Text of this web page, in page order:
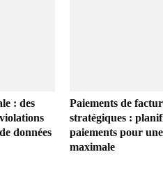
: des
données
Paiements de
stratégiques :
paiements pour
maximale